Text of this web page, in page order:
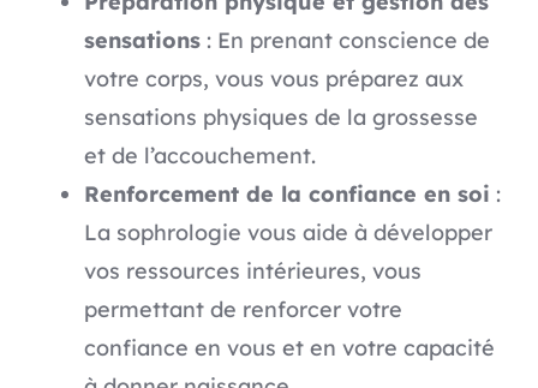
sensations : En prenant conscience de
votre corps, vous vous préparez aux
sensations physiques de la grossesse
et de l’accouchement.
Renforcement de la confiance en soi :
La sophrologie vous aide à développer
vos ressources intérieures, vous
permettant de renforcer votre
confiance en vous et en votre capacité